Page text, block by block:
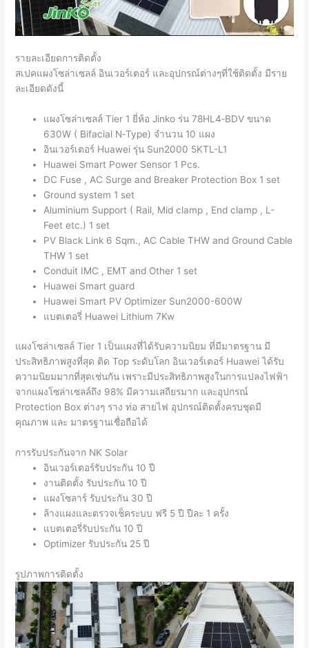
รายละเอียดการติดตั้ง
สเปคแผงโซล่าเซลล์ อินเวอร์เตอร์ และอุปกรณ์ต่างๆที่ใช้ติดตั้ง มีราย
ละเอียดดังนี้
แผงโซล่าเซลล์ Tier 1 ยี่ห้อ Jinko ร่น 78HL4‐BDV ขนาด
630W ( Bifacial N‐Type) จำนวน 10 แผง
อินเวอร์เตอร์ Huawei รุ่น Sun2000 5KTL-L1
Huawei Smart Power Sensor 1 Pcs.
DC Fuse , AC Surge and Breaker Protection Box 1 set
Ground system 1 set
Aluminium Support ( Rail, Mid clamp , End clamp , L-
Feet etc.) 1 set
PV Black Link 6 Sqm., AC Cable THW and Ground Cable
THW 1 set
Conduit IMC , EMT and Other 1 set
Huawei Smart guard
Huawei Smart PV Optimizer Sun2000-600W
แบตเตอรี่ Huawei Lithium 7Kw
แผงโซล่าเซลล์ Tier 1 เป็นแผงที่ได้รับความนิยม ที่มีมาตรฐาน มี
ประสิทธิภาพสูงที่สุด ติด Top ระดับโลก อินเวอร์เตอร์ Huawei ได้รับ
ความนิยมมากที่สุดเช่นกัน เพราะมีประสิทธิภาพสูงในการแปลงไฟฟ้า
จากแผงโซล่าเซลล์ถึง 98% มีความเสถียรมาก และอุปกรณ์
Protection Box ต่างๆ ราง ท่อ สายไฟ อุปกรณ์ติดตั้งครบชุดมี
คุณภาพ และ มาตรฐานเชื่อถือได้
การรับประกันจาก NK Solar
อินเวอร์เตอร์รับประกัน 10 ปี
งานติดตั้ง รับประกัน 10 ปี
แผงโซลาร์ รับประกัน 30 ปี
ล้างแผงและตรวจเช็คระบบ ฟรี 5 ปี ปีละ 1 ครั้ง
แบตเตอรี่รับประกัน 10 ปี
Optimizer รับประกัน 25 ปี
รูปภาพการติดตั้ง